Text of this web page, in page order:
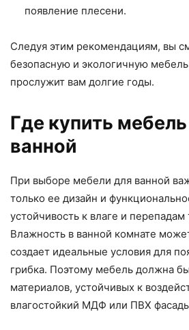
появление плесени.
Следуя этим рекомендациям, вы
безопасную и экологичную
прослужит вам долгие годы.
Где купить
ванной
При выборе мебели для ванной
только ее дизайн и
устойчивость к влаге и
Влажность в ванной комнате
создает идеальные условия для
грибка. Поэтому мебель должна
материалов, устойчивых к
влагостойкий МДФ или ПВХ